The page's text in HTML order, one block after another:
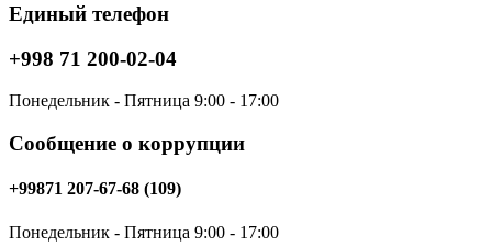
Единый телефон
+998 71 200-02-04
Понедельник - Пятница 9:00 - 17:00
Сообщение о коррупции
+99871 207-67-68 (109)
Понедельник - Пятница 9:00 - 17:00